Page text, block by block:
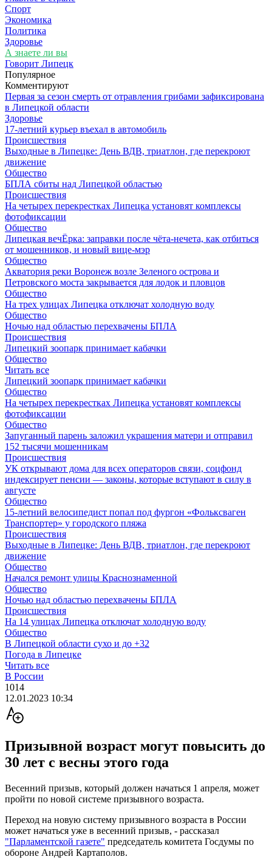
Спорт
Экономика
Политика
Здоровье
А знаете ли вы
Говорит Липецк
Популярное
Комментируют
Первая за сезон смерть от отравления грибами зафиксирована
в Липецкой области
Здоровье
17-летний курьер въехал в автомобиль
Происшествия
Выходные в Липецке: День ВДВ, триатлон, где перекроют
движение
Общество
БПЛА сбиты над Липецкой областью
Происшествия
На четырех перекрестках Липецка установят комплексы
фотофиксации
Общество
Липецкая вечЁрка: заправки после чёта-нечета, как отбиться
от мошенников, и новый вице-мэр
Общество
Акватория реки Воронеж возле Зеленого острова и
Петровского моста закрывается для лодок и пловцов
Общество
На трех улицах Липецка отключат холодную воду
Общество
Ночью над областью перехвачены БПЛА
Происшествия
Липецкий зоопарк принимает кабачки
Общество
Читать все
Липецкий зоопарк принимает кабачки
Общество
На четырех перекрестках Липецка установят комплексы
фотофиксации
Общество
Запуганный парень заложил украшения матери и отправил
152 тысячи мошенникам
Происшествия
УК открывают дома для всех операторов связи, соцфонд
индексирует пенсии — законы, которые вступают в силу в
августе
Общество
15-летний велосипедист попал под фургон «Фольксваген
Транспортер» у городского пляжа
Происшествия
Выходные в Липецке: День ВДВ, триатлон, где перекроют
движение
Общество
Начался ремонт улицы Краснознаменной
Общество
Ночью над областью перехвачены БПЛА
Происшествия
На 14 улицах Липецка отключат холодную воду
Общество
В Липецкой области сухо и до +32
Погода в Липецке
Читать все
В России
1014
12.01.2023 10:34
Призывной возраст могут повысить до
30 лет с весны этого года
Весенний призыв, который должен начаться 1 апреля, может
пройти по новой системе призывного возраста.
Переход на новую систему призывного возраста в России
может начаться уже в весенний призыв, - рассказал
"Парламентской газете" председатель комитета Госдумы по
обороне Андрей Картаполов.